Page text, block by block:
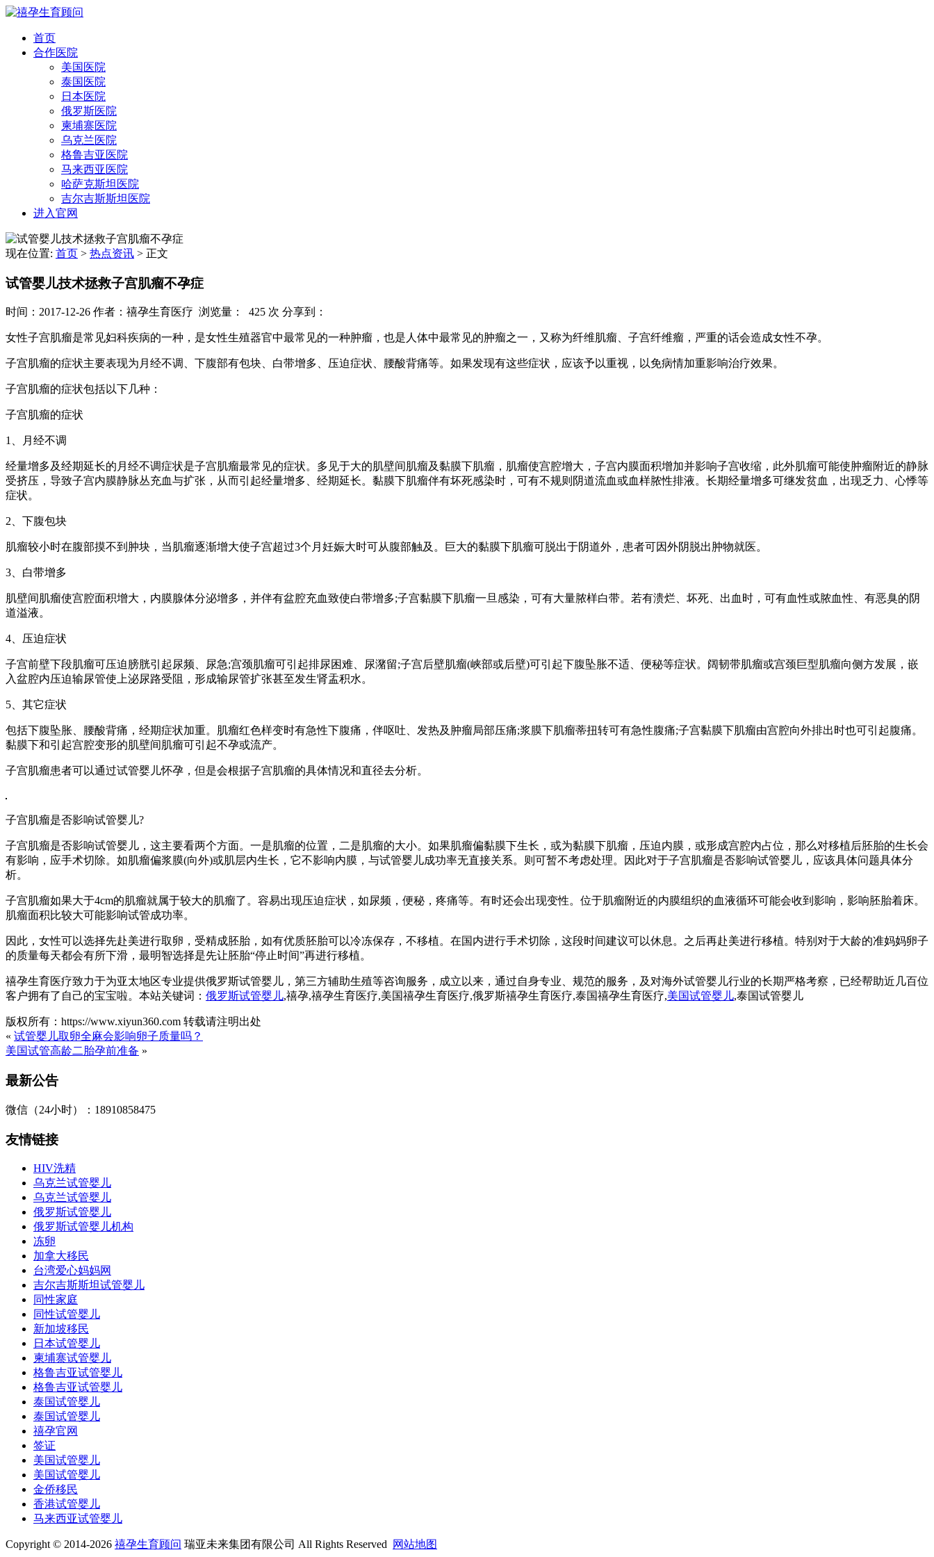
首页
合作医院
美国医院
泰国医院
日本医院
俄罗斯医院
柬埔寨医院
乌克兰医院
格鲁吉亚医院
马来西亚医院
哈萨克斯坦医院
吉尔吉斯斯坦医院
进入官网
现在位置: 首页 > 热点资讯 > 正文
试管婴儿技术拯救子宫肌瘤不孕症
时间：2017-12-26 作者：禧孕生育医疗 浏览量： 425 次 分享到：
女性子宫肌瘤是常见妇科疾病的一种，是女性生殖器官中最常见的一种肿瘤，也是人体中最常见的肿瘤之一，又称为纤维肌瘤、子宫纤维瘤，严重的话会造成女性不孕。
子宫肌瘤的症状主要表现为月经不调、下腹部有包块、白带增多、压迫症状、腰酸背痛等。如果发现有这些症状，应该予以重视，以免病情加重影响治疗效果。
子宫肌瘤的症状包括以下几种：
子宫肌瘤的症状
1、月经不调
经量增多及经期延长的月经不调症状是子宫肌瘤最常见的症状。多见于大的肌壁间肌瘤及黏膜下肌瘤，肌瘤使宫腔增大，子宫内膜面积增加并影响子宫收缩，此外肌瘤可能使肿瘤附近的静脉
受挤压，导致子宫内膜静脉丛充血与扩张，从而引起经量增多、经期延长。黏膜下肌瘤伴有坏死感染时，可有不规则阴道流血或血样脓性排液。长期经量增多可继发贫血，出现乏力、心悸等
症状。
2、下腹包块
肌瘤较小时在腹部摸不到肿块，当肌瘤逐渐增大使子宫超过3个月妊娠大时可从腹部触及。巨大的黏膜下肌瘤可脱出于阴道外，患者可因外阴脱出肿物就医。
3、白带增多
肌壁间肌瘤使宫腔面积增大，内膜腺体分泌增多，并伴有盆腔充血致使白带增多;子宫黏膜下肌瘤一旦感染，可有大量脓样白带。若有溃烂、坏死、出血时，可有血性或脓血性、有恶臭的阴
道溢液。
4、压迫症状
子宫前壁下段肌瘤可压迫膀胱引起尿频、尿急;宫颈肌瘤可引起排尿困难、尿潴留;子宫后壁肌瘤(峡部或后壁)可引起下腹坠胀不适、便秘等症状。阔韧带肌瘤或宫颈巨型肌瘤向侧方发展，嵌
入盆腔内压迫输尿管使上泌尿路受阻，形成输尿管扩张甚至发生肾盂积水。
5、其它症状
包括下腹坠胀、腰酸背痛，经期症状加重。肌瘤红色样变时有急性下腹痛，伴呕吐、发热及肿瘤局部压痛;浆膜下肌瘤蒂扭转可有急性腹痛;子宫黏膜下肌瘤由宫腔向外排出时也可引起腹痛。
黏膜下和引起宫腔变形的肌壁间肌瘤可引起不孕或流产。
子宫肌瘤患者可以通过试管婴儿怀孕，但是会根据子宫肌瘤的具体情况和直径去分析。
子宫肌瘤是否影响试管婴儿?
子宫肌瘤是否影响试管婴儿，这主要看两个方面。一是肌瘤的位置，二是肌瘤的大小。如果肌瘤偏黏膜下生长，或为黏膜下肌瘤，压迫内膜，或形成宫腔内占位，那么对移植后胚胎的生长会
有影响，应手术切除。如肌瘤偏浆膜(向外)或肌层内生长，它不影响内膜，与试管婴儿成功率无直接关系。则可暂不考虑处理。因此对于子宫肌瘤是否影响试管婴儿，应该具体问题具体分
析。
子宫肌瘤如果大于4cm的肌瘤就属于较大的肌瘤了。容易出现压迫症状，如尿频，便秘，疼痛等。有时还会出现变性。位于肌瘤附近的内膜组织的血液循环可能会收到影响，影响胚胎着床。
肌瘤面积比较大可能影响试管成功率。
因此，女性可以选择先赴美进行取卵，受精成胚胎，如有优质胚胎可以冷冻保存，不移植。在国内进行手术切除，这段时间建议可以休息。之后再赴美进行移植。特别对于大龄的准妈妈卵子
的质量每天都会有所下滑，最明智选择是先让胚胎“停止时间”再进行移植。
禧孕生育医疗致力于为亚太地区专业提供俄罗斯试管婴儿，第三方辅助生殖等咨询服务，成立以来，通过自身专业、规范的服务，及对海外试管婴儿行业的长期严格考察，已经帮助近几百位
客户拥有了自己的宝宝啦。本站关键词： 俄罗斯试管婴儿,禧孕,禧孕生育医疗,美国禧孕生育医疗,俄罗斯禧孕生育医疗,泰国禧孕生育医疗,美国试管婴儿,泰国试管婴儿
版权所有：https://www.xiyun360.com 转载请注明出处
« 试管婴儿取卵全麻会影响卵子质量吗？
美国试管高龄二胎孕前准备 »
最新公告
微信（24小时）：18910858475
友情链接
HIV洗精
乌克兰试管婴儿
乌克兰试管婴儿
俄罗斯试管婴儿
俄罗斯试管婴儿机构
冻卵
加拿大移民
台湾爱心妈妈网
吉尔吉斯斯坦试管婴儿
同性家庭
同性试管婴儿
新加坡移民
日本试管婴儿
柬埔寨试管婴儿
格鲁吉亚试管婴儿
格鲁吉亚试管婴儿
泰国试管婴儿
泰国试管婴儿
禧孕官网
签证
美国试管婴儿
美国试管婴儿
金侨移民
香港试管婴儿
马来西亚试管婴儿
Copyright © 2014-2026 禧孕生育顾问 瑞亚未来集团有限公司 All Rights Reserved 网站地图